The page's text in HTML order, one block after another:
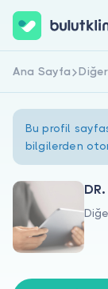
Hakkımızda
Hemen
Ana Sayfa Diğer
Bu profil
bilgilerden